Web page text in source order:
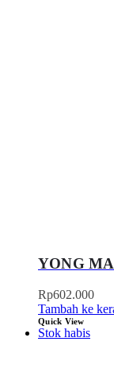
YONG
Rp602.000
Tambah ke
Quick View
Stok habis